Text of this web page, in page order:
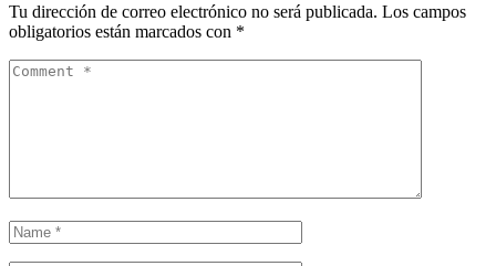
Tu dirección de correo electrónico no será publicada. Los campos
obligatorios están marcados con *